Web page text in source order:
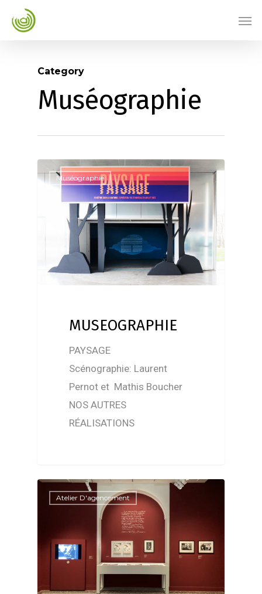
Category
Muséographie
Muséographie
MUSEOGRAPHIE
PAYSAGE
Scénographie: Laurent
Pernot et Mathis Boucher
NOS AUTRES
RÉALISATIONS
Atelier D'agencement